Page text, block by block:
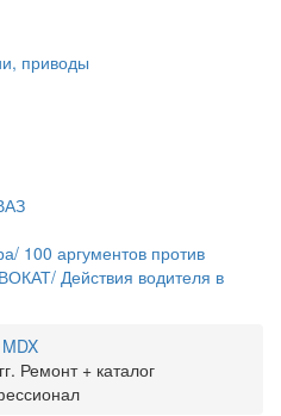
приводы
100 аргументов против
Действия водителя в
Ремонт + каталог